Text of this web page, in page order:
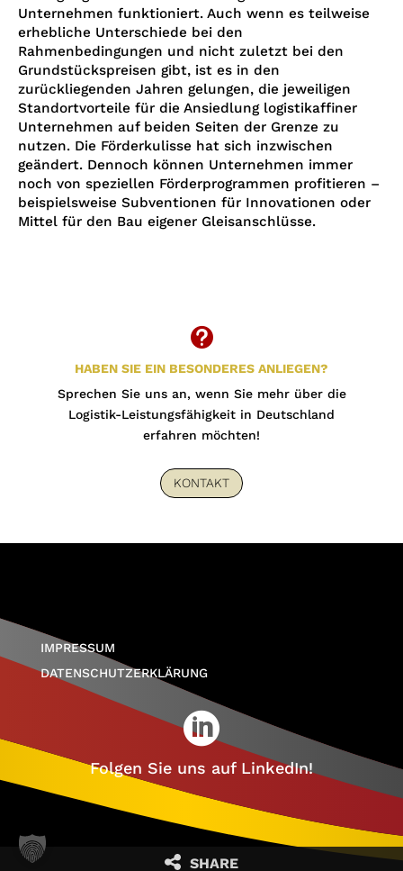
Unternehmen funktioniert. Auch wenn es teilweise
erhebliche Unterschiede bei den
Rahmenbedingungen und nicht zuletzt bei den
Grundstückspreisen gibt, ist es in den
zurückliegenden Jahren gelungen, die jeweiligen
Standortvorteile für die Ansiedlung logistikaffiner
Unternehmen auf beiden Seiten der Grenze zu
nutzen. Die Förderkulisse hat sich inzwischen
geändert. Dennoch können Unternehmen immer
noch von speziellen Förderprogrammen profitieren –
beispielsweise Subventionen für Innovationen oder
Mittel für den Bau eigener Gleisanschlüsse.

HABEN SIE EIN BESONDERES ANLIEGEN?
Sprechen Sie uns an, wenn Sie mehr über die
Logistik-Leistungsfähigkeit in Deutschland
erfahren möchten!
KONTAKT
IMPRESSUM
DATENSCHUTZERKLÄRUNG

Folgen Sie uns auf LinkedIn!
SHARE